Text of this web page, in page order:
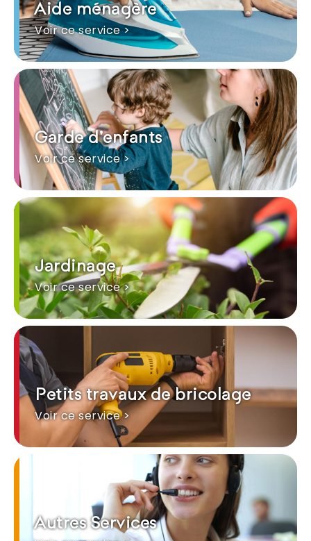
Aide ménagère
Voir ce service >
Garde d'enfants
Voir ce service >
Jardinage
Voir ce service >
Petits travaux de bricolage
Voir ce service >
Autres Services